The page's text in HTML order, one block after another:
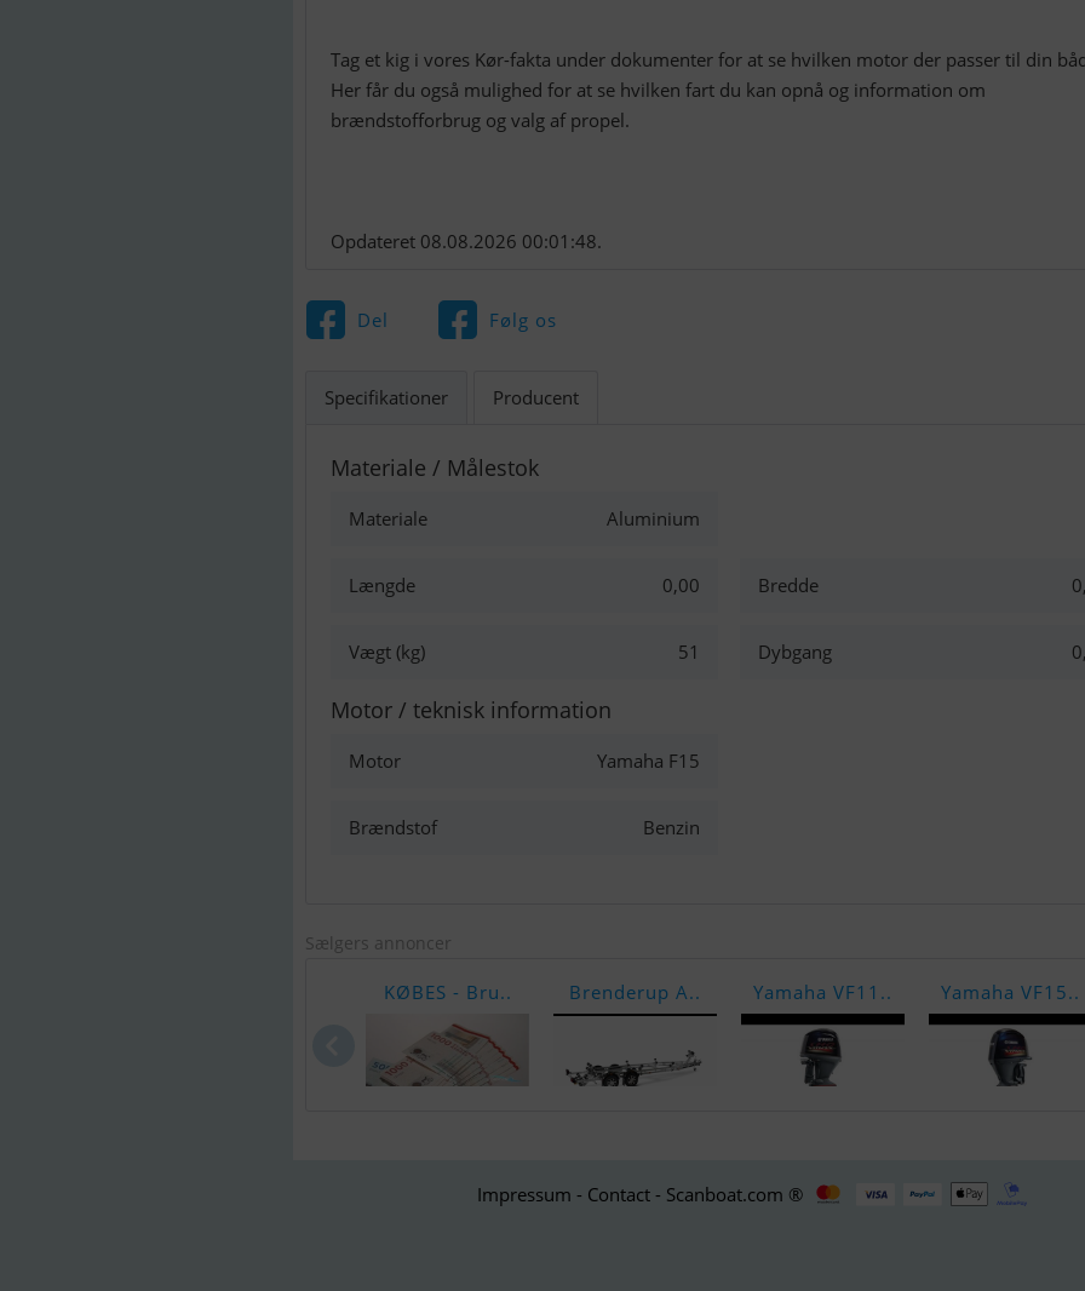
Tag et kig i vores Kør-fakta under dokumenter for at se hvilken motor der passer til din
Her får du også mulighed for at se hvilken fart du kan opnå og information om
brændstofforbrug og valg af propel.
Opdateret 08.08.2026 00:01:48.
Del Følg os
Specifikationer Producent
Materiale / Målestok
Materiale Aluminium
Længde 0,00 Bredde
Vægt (kg) 51 Dybgang
Motor / teknisk information
Motor Yamaha F15
Brændstof Benzin
Sælgers annoncer
KØBES - Bru.. Brenderup A.. Yamaha VF11.. Yamaha VF15..
Impressum - Contact - Scanboat.com ®